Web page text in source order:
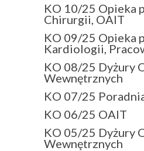
KO 10/25 Opieka
Chirurgii, OAIT
KO 09/25 Opieka
Kardiologii,
KO 08/25 Dyżury
Wewnętrznych
KO 07/25
KO 06/25 OAIT
KO 05/25 Dyżury
Wewnętrznych